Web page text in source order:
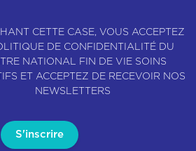
CETTE CASE, VOUS ACCEPTEZ
DE CONFIDENTIALITÉ DU
NATIONAL FIN DE VIE SOINS
ET ACCEPTEZ DE RECEVOIR NOS
NEWSLETTERS